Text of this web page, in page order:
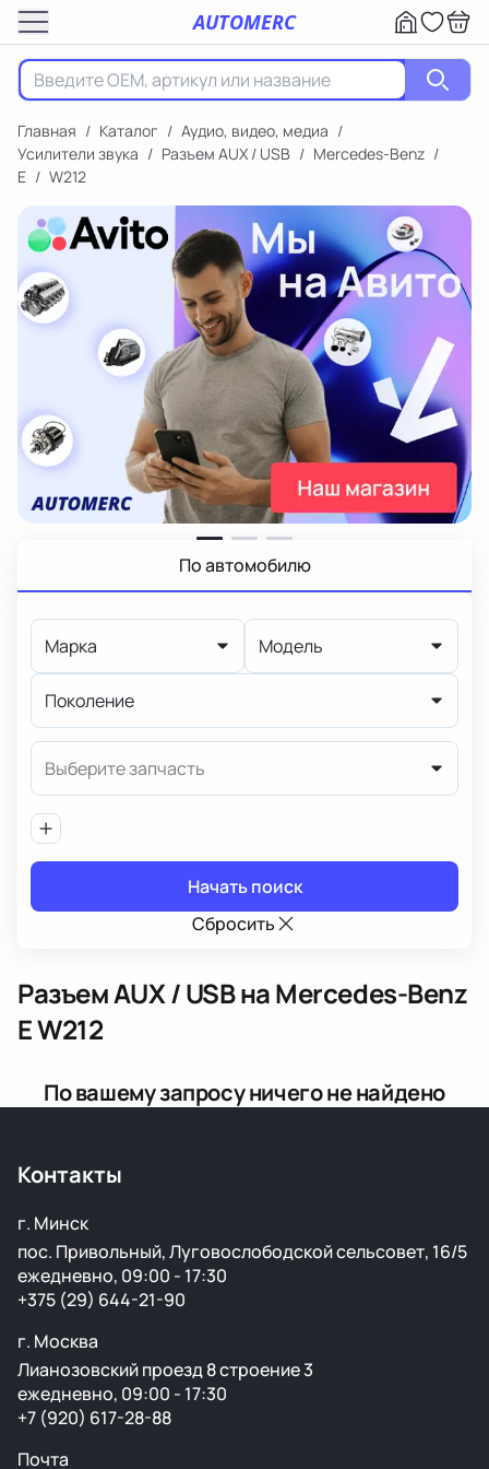
AUTOMERC
Главная / Каталог / Аудио, видео, медиа /
Усилители звука / Разъем AUX / USB / Mercedes-Benz /
E / W212
По автомобилю
Марка Модель
Поколение
Выберите запчасть
Начать поиск
Сбросить
Разъем AUX / USBна Mercedes-Benz
E W212
По вашему запросу ничего не найдено
Контакты
г. Минск
пос. Привольный, Луговослободской сельсовет, 16/5
ежедневно, 09:00 - 17:30
+375 (29) 644-21-90
г. Москва
Лианозовский проезд 8 строение 3
ежедневно, 09:00 - 17:30
+7 (920) 617-28-88
Почта